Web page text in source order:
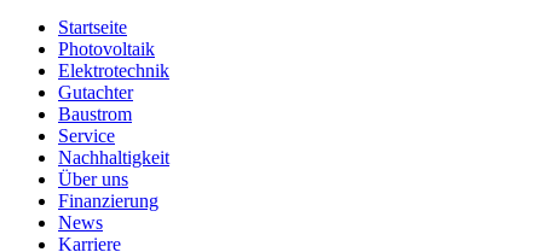
Startseite
Photovoltaik
Elektrotechnik
Gutachter
Baustrom
Service
Nachhaltigkeit
Über uns
Finanzierung
News
Karriere